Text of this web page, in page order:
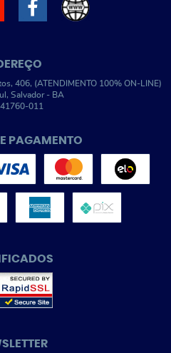
406, (ATENDIMENTO 100% ON-LINE)
Salvador- BA
011
PAGAMENTO